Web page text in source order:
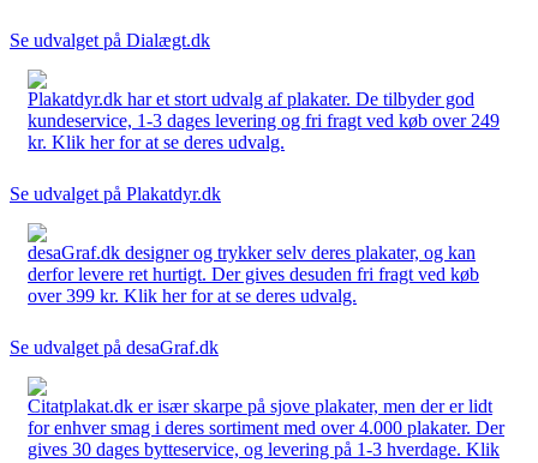
Se udvalget på Dialægt.dk
Plakatdyr.dk har et stort udvalg af plakater. De tilbyder god
kundeservice, 1-3 dages levering og fri fragt ved køb over 249
kr. Klik her for at se deres udvalg.
Se udvalget på Plakatdyr.dk
desaGraf.dk designer og trykker selv deres plakater, og kan
derfor levere ret hurtigt. Der gives desuden fri fragt ved køb
over 399 kr. Klik her for at se deres udvalg.
Se udvalget på desaGraf.dk
Citatplakat.dk er især skarpe på sjove plakater, men der er lidt
for enhver smag i deres sortiment med over 4.000 plakater. Der
gives 30 dages bytteservice, og levering på 1-3 hverdage. Klik